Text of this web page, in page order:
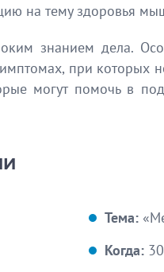
на тему здоровья
знанием дела.
при которых
могут помочь в
Тема:
Когда:30